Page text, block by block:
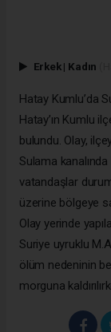
Erkek | Kadın
Hatay Kumlu’da
Hatay’ın Kumlu
bulundu. Olay,
Sulama
vatandaşlar
üzerine bölgeye
Olay yerinde
Suriye uyruklu
ölüm nedeninin
morguna